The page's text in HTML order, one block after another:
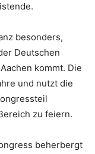
besonders,
Deutschen
kommt. Die
und nutzt die
zu feiern.
beherbergt